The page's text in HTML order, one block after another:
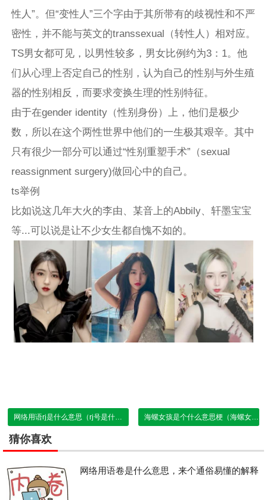
性人”。但“变性人”三个字由于其所带有的歧视性和不严
密性，并不能与英文的transsexual（转性人）相对应。
TS男女都可见，以男性较多，男女比例约为3：1。他
们从心理上否定自己的性别，认为自己的性别与外生殖
器的性别相反，而要求变换生理的性别特征。
由于在gender identity（性别身份）上，他们是极少
数，所以在这个两性世界中他们的一生极其艰辛。其中
只有很少一部分可以通过“性别重塑手术”（sexual
reassignment surgery)做回心中的自己。
ts举例
比如说这几年大火的李由、某音上的Abbily、轩墨宝宝
等...可以说是让不少女生都自愧不如的。
网络用语rj是什么意思（rj号是什么平台的） 海螺女孩是个什么意思梗（海螺女孩比喻哪种人）
猜你喜欢
网络用语卷是什么意思，来个通俗易懂的解释